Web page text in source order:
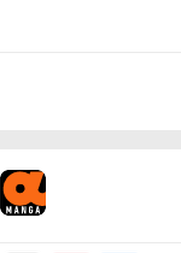
ンスを亡くし、悲しみ
ラこそが五年前に亡くな
るとは気付いていないよ
存在を忘れられているこ
ているという事実だ。 仕
自分は悪役神官であり、
トを辿る場合に限り、破